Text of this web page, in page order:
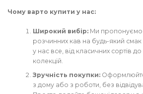
Чому варто купити у нас:
Широкий вибір:Ми пропонуємо
розчинних кав на будь-який
у нас все, від класичних сортів
колекцій.
Зручність покупки:
з дому або з роботи, без